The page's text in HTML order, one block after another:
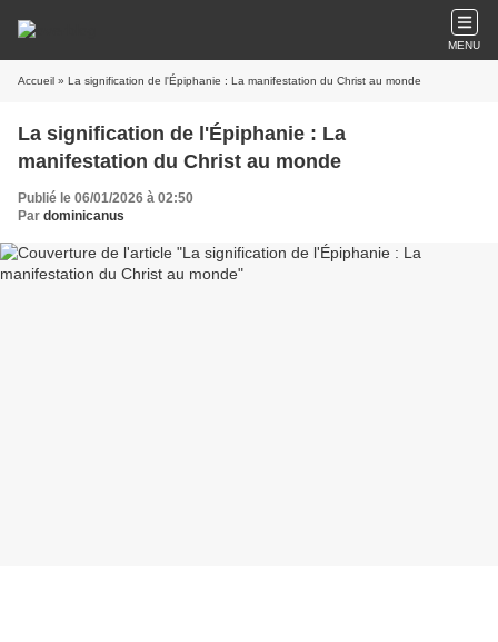
MENU
Accueil » La signification de l'Épiphanie : La manifestation du Christ au monde
La signification de l'Épiphanie : La
manifestation du Christ au monde
Publié le 06/01/2026 à 02:50
Par dominicanus